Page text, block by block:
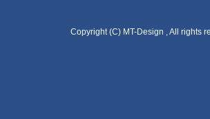
Copyright (C) MT-Design , All rights